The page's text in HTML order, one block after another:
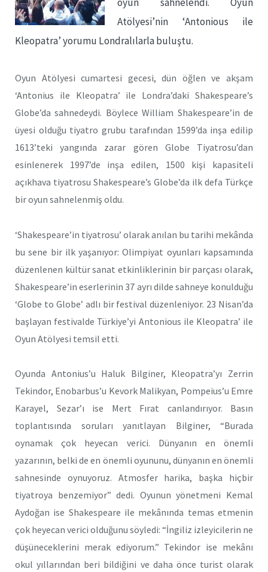
Atölyesi’nin ‘Antonious ile
Kleopatra’ yorumu Londralılarla buluştu.
Oyun Atölyesi cumartesi gecesi, dün öğlen ve akşam
‘Antonius ile Kleopatra’ ile Londra’daki Shakespeare’s
Globe’da sahnedeydi. Böylece William Shakespeare’in de
üyesi olduğu tiyatro grubu tarafından 1599’da inşa edilip
1613’teki yangında zarar gören Globe Tiyatrosu’dan
esinlenerek 1997’de inşa edilen, 1500 kişi kapasiteli
açıkhava tiyatrosu Shakespeare’s Globe’da ilk defa Türkçe
bir oyun sahnelenmiş oldu.
‘Shakespeare’in tiyatrosu’ olarak anılan bu tarihi mekânda
bu sene bir ilk yaşanıyor: Olimpiyat oyunları kapsamında
düzenlenen kültür sanat etkinliklerinin bir parçası olarak,
Shakespeare’in eserlerinin 37 ayrı dilde sahneye konulduğu
‘Globe to Globe’ adlı bir festival düzenleniyor. 23 Nisan’da
başlayan festivalde Türkiye’yi Antonious ile Kleopatra’ ile
Oyun Atölyesi temsil etti.
Oyunda Antonius’u Haluk Bilginer, Kleopatra’yı Zerrin
Tekindor, Enobarbus’u Kevork Malikyan, Pompeius’u Emre
Karayel, Sezar’ı ise Mert Fırat canlandırıyor. Basın
toplantısında soruları yanıtlayan Bilginer, “Burada
oynamak çok heyecan verici. Dünyanın en önemli
yazarının, belki de en önemli oyununu, dünyanın en önemli
sahnesinde oynuyoruz. Atmosfer harika, başka hiçbir
tiyatroya benzemiyor” dedi. Oyunun yönetmeni Kemal
Aydoğan ise Shakespeare ile mekânında temas etmenin
çok heyecan verici olduğunu söyledi: “İngiliz izleyicilerin ne
düşüneceklerini merak ediyorum.” Tekindor ise mekânı
okul yıllarından beri bildiğini ve daha önce turist olarak